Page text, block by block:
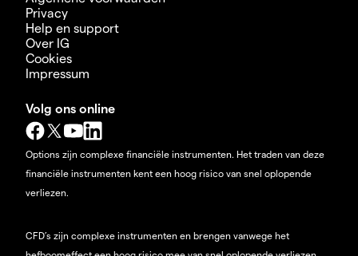
Privacy
Help en support
Over IG
Cookies
Impressum
Volg ons online
Options zijn complexe financiële instrumenten. Het traden van deze
financiële instrumenten kent een hoog risico van snel oplopende
verliezen.
CFD’s zijn complexe instrumenten en brengen vanwege het